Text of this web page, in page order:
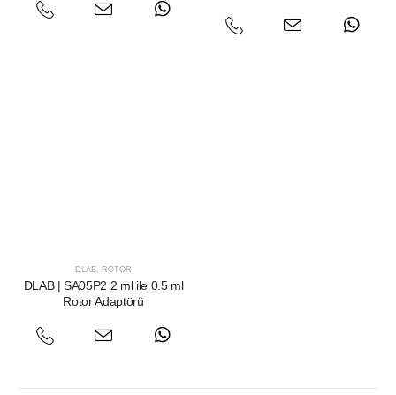
DLAB, ROTOR
DLAB | SA05P2 2 ml ile 0.5 ml
Rotor Adaptörü